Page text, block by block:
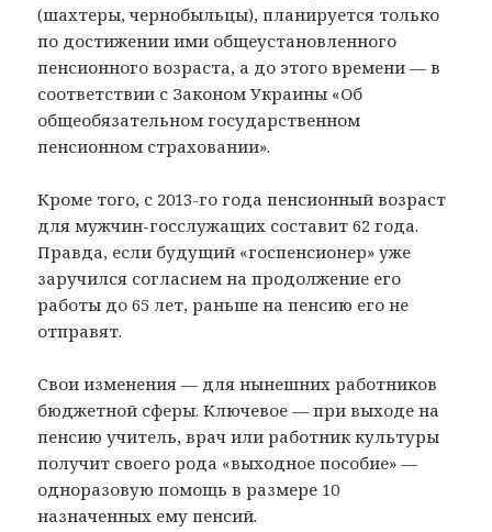
(шахтеры, чернобыльцы), планируется только
по достижении ими общеустановленного
пенсионного возраста, а до этого времени — в
соответствии с Законом Украины «Об
общеобязательном государственном
пенсионном страховании».
Кроме того, с 2013-го года пенсионный возраст
для мужчин-госслужащих составит 62 года.
Правда, если будущий «госпенсионер» уже
заручился согласием на продолжение его
работы до 65 лет, раньше на пенсию его не
отправят.
Свои изменения — для нынешних работников
бюджетной сферы. Ключевое — при выходе на
пенсию учитель, врач или работник культуры
получит своего рода «выходное пособие» —
одноразовую помощь в размере 10
назначенных ему пенсий.